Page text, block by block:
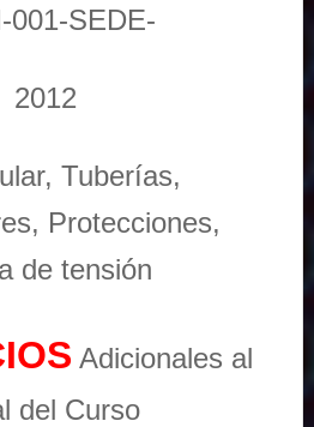
001-SEDE-
2012
Tuberías,
Protecciones,
de tensión
Adicionales al
del Curso